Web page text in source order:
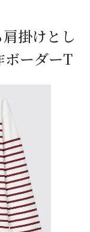
掛けとし
ボーダーT